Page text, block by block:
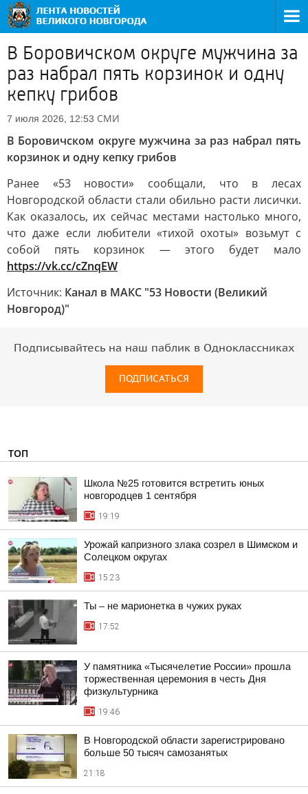
В Боровичском округе мужчина за
раз набрал пять корзинок и одну
кепку грибов
7 июля 2026, 12:53 СМИ
В Боровичском округе мужчина за раз набрал пять
корзинок и одну кепку грибов
Ранее «53 новости» сообщали, что в лесах
Новгородской области стали обильно расти лисички.
Как оказалось, их сейчас местами настолько много,
что даже если любители «тихой охоты» возьмут с
собой пять корзинок — этого будет мало
https://vk.cc/cZnqEW
Источник: Канал в МАКС "53 Новости (Великий
Новгород)"
Подписывайтесь на наш паблик в Одноклассниках
ПОДПИСАТЬСЯ
ТОП
Школа №25 готовится встретить юных
новгородцев 1 сентября
19:19
Урожай капризного злака созрел в Шимском и
Солецком округах
15:23
Ты – не марионетка в чужих руках
17:52
У памятника «Тысячелетие России» прошла
торжественная церемония в честь Дня
физкультурника
19:46
В Новгородской области зарегистрировано
больше 50 тысяч самозанятых
21:18